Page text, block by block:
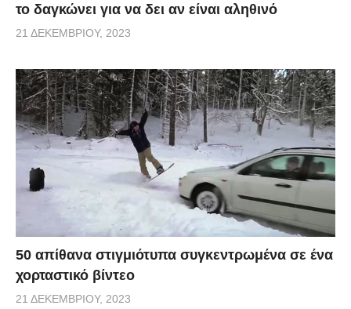
το δαγκώνει για να δει αν είναι αληθινό
21 ΔΕΚΕΜΒΡΊΟΥ, 2023
50 απίθανα στιγμιότυπα συγκεντρωμένα σε ένα
χορταστικό βίντεο
21 ΔΕΚΕΜΒΡΊΟΥ, 2023